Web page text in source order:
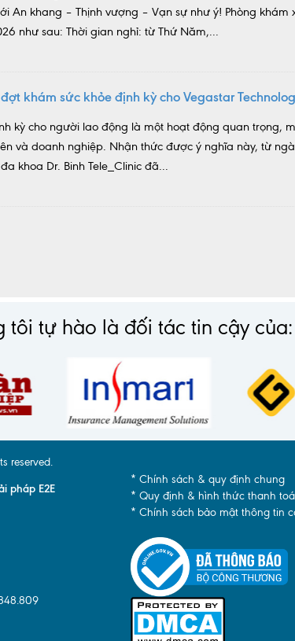
An khang – Thịnh vượng – Vạn sự như ý! Phòng khám
như sau: Thời gian nghỉ: từ Thứ Năm,...
khám sức khỏe định kỳ cho Vegastar
kỳ cho người lao động là một hoạt động quan trọng,
và doanh nghiệp. Nhận thức được ý nghĩa này, từ
khoa Dr. Binh Tele_Clinic đã...
tôi tự hào là đối tác tin cậy của:
reserved.
pháp E2E
* Chính sách & quy định chung
* Quy định & hình thức thanh
* Chính sách bảo mật thông tin